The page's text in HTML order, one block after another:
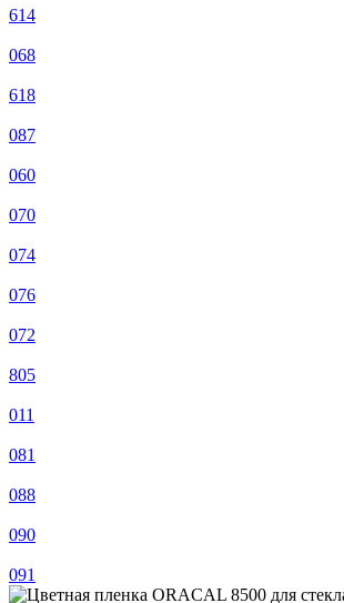
614
068
618
087
060
070
074
076
072
805
011
081
088
090
091